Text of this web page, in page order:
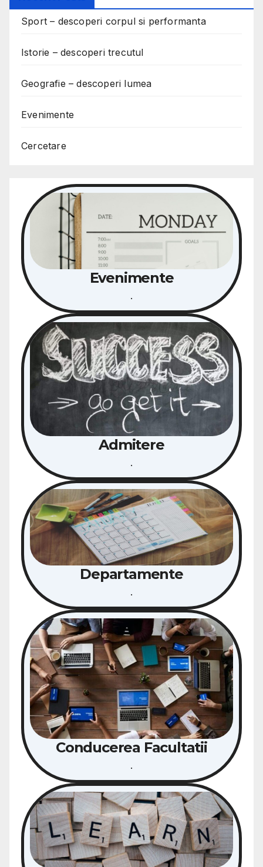
Sport – descoperi corpul si performanta
Istorie – descoperi trecutul
Geografie – descoperi lumea
Evenimente
Cercetare
Evenimente
.
Admitere
.
Departamente
.
Conducerea Facultatii
.